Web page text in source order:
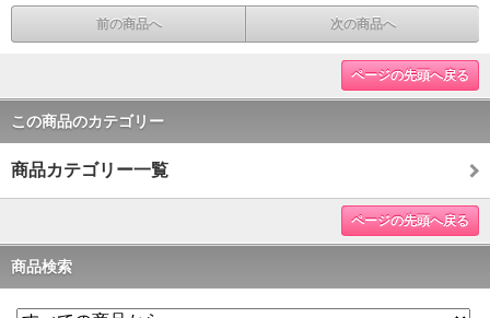
前の商品へ 次の商品へ
ページの先頭へ戻る
この商品のカテゴリー
商品カテゴリー一覧
ページの先頭へ戻る
商品検索